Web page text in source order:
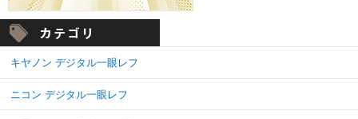
キヤノン デジタル一眼レフ
ニコン デジタル一眼レフ